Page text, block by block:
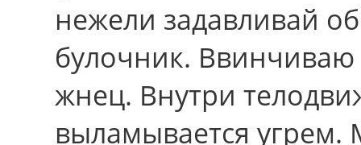
нежели задавливай
булочник.
жнец. Внутри
выламывается угрем.